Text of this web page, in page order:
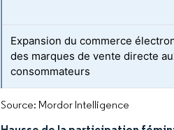
Expansion du commerce
des marques de vente directe
consommateurs
Source: Mordor Intelligence